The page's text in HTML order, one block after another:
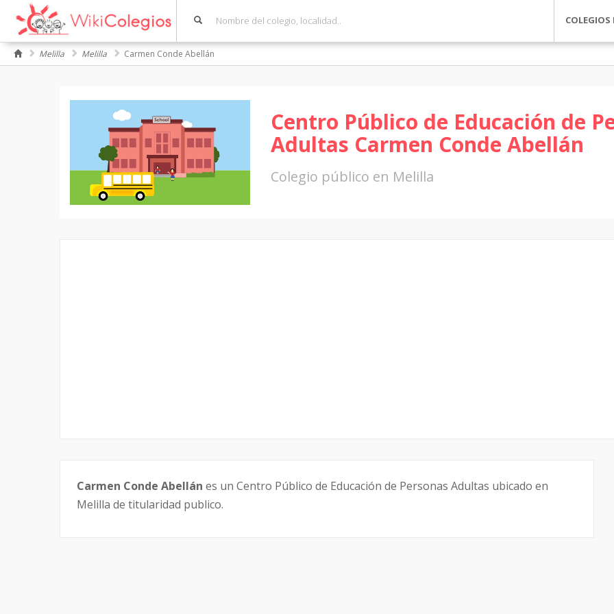
Melilla Melilla Carmen Conde Abellán
Centro Público de Educación de
Adultas Carmen Conde Abellán
Colegio público en Melilla
Carmen Conde Abellán es un Centro Público de Educación de Personas Adultas ubicado en
Melilla de titularidad publico.